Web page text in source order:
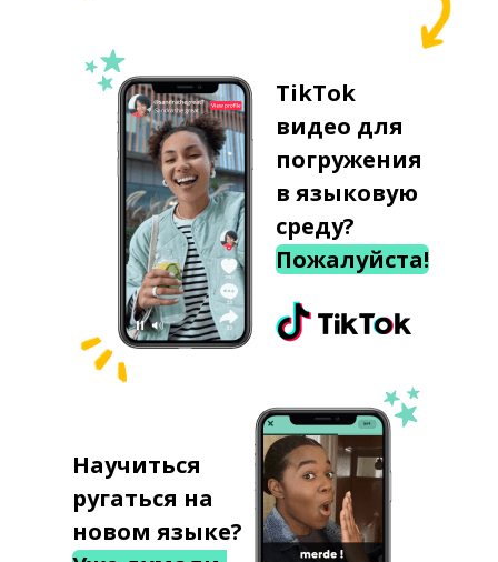
TikTok
видео для
погружения
в языковую
среду?
Пожалуйста!
Научиться
ругаться на
новом языке?